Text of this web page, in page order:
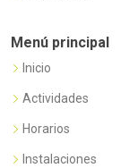
Menú principal
Inicio
Actividades
Horarios
Instalaciones